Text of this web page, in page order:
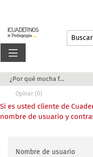
¿Por qué mucha formación docente no llega al au...
Opinar (0)
Si es usted cliente de
nombre de usuario y
Nombre de usuario